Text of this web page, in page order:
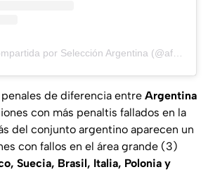
de diferencia entre Argentina
con más penaltis fallados en la
del conjunto argentino aparecen un
con fallos en el área grande (3)
Suecia, Brasil, Italia, Polonia y